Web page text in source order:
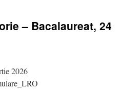
– Bacalaureat, 24
2026